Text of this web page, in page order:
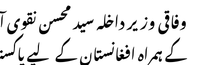
وفاقی وزیر داخلہ سید محسن
کے ہمراہ افغانستان کے لیے